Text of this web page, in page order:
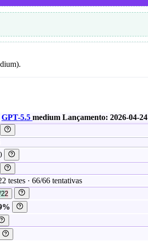
GPT-5.5 medium Lançamento: 2026-04-24
testes · 66/66 tentativas